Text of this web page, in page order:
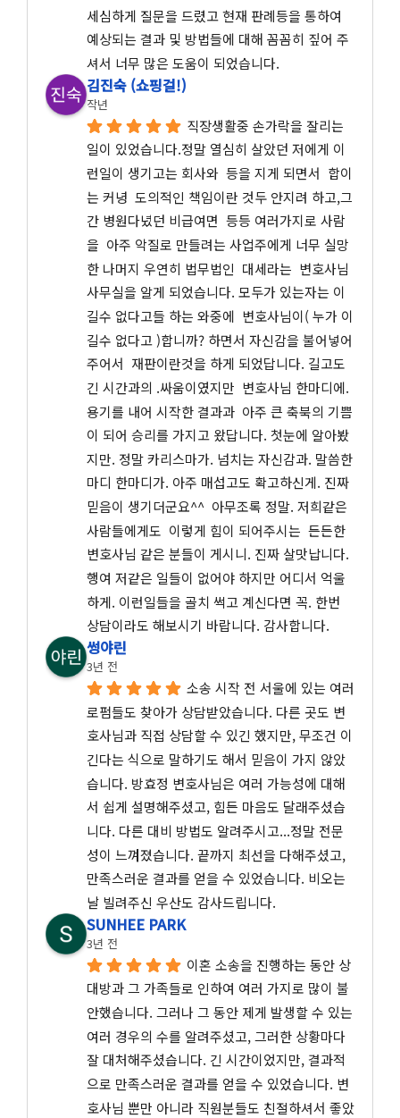
세심하게 질문을 드렸고 현재 판례등을 통하여
예상되는 결과 및 방법들에 대해 꼼꼼히 짚어 주
셔서 너무 많은 도움이 되었습니다.
김진숙 (쇼핑걸!)
작년
직장생활중 손가락을 잘리는
일이 있었습니다.정말 열심히 살았던 저에게 이
런일이 생기고는 회사와  등을 지게 되면서  합이
는 커녕  도의적인 책임이란 것두 안지려 하고,그
간 병원다녔던 비급여면  등등 여러가지로 사람
을  아주 악질로 만들려는 사업주에게 너무 실망
한 나머지 우연히 법무법인  대세라는  변호사님
사무실을 알게 되었습니다. 모두가 있는자는 이
길수 없다고들 하는 와중에  변호사님이( 누가 이
길수 없다고 )합니까? 하면서 자신감을 불어넣어
주어서  재판이란것을 하게 되었답니다. 길고도
긴 시간과의 .싸움이였지만  변호사님 한마디에.
용기를 내어 시작한 결과과  아주 큰 축북의 기쁨
이 되어 승리를 가지고 왔답니다. 첫눈에 알아봤
지만. 정말 카리스마가. 넘치는 자신감과. 말씀한
마디 한마디가. 아주 매섭고도 확고하신게. 진짜
믿음이 생기더군요^^  아무조록 정말. 저희같은
사람들에게도  이렇게 힘이 되어주시는  든든한
변호사님 같은 분들이 게시니. 진짜 살맛납니다.
행여 저같은 일들이 없어야 하지만 어디서 억울
하게. 이런일들을 골치 썩고 계신다면 꼭. 한번
상담이라도 해보시기 바랍니다. 감사합니다.
썽야린
3년 전
소송 시작 전 서울에 있는 여러
로펌들도 찾아가 상담받았습니다. 다른 곳도 변
호사님과 직접 상담할 수 있긴 했지만, 무조건 이
긴다는 식으로 말하기도 해서 믿음이 가지 않았
습니다. 방효정 변호사님은 여러 가능성에 대해
서 쉽게 설명해주셨고, 힘든 마음도 달래주셨습
니다. 다른 대비 방법도 알려주시고...정말 전문
성이 느껴졌습니다. 끝까지 최선을 다해주셨고,
만족스러운 결과를 얻을 수 있었습니다. 비오는
날 빌려주신 우산도 감사드립니다.
SUNHEE PARK
3년 전
이혼 소송을 진행하는 동안 상
대방과 그 가족들로 인하여 여러 가지로 많이 불
안했습니다. 그러나 그 동안 제게 발생할 수 있는
여러 경우의 수를 알려주셨고, 그러한 상황마다
잘 대처해주셨습니다. 긴 시간이었지만, 결과적
으로 만족스러운 결과를 얻을 수 있었습니다. 변
호사님 뿐만 아니라 직원분들도 친절하셔서 좋았